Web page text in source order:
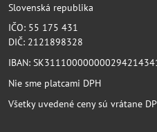
Slovenská republika
IČO: 55 175 431
DIČ: 2121898328
IBAN:
Nie sme platcami DPH
Všetky uvedené ceny sú vrátane